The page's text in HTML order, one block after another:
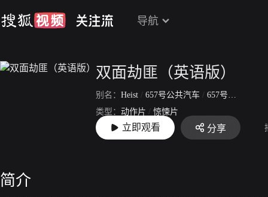
导航
双面劫匪（英语版）
别名： Heist / 657号公共汽车 / 657号公交车
类型： 动作片 / 惊悚片
上映： 2017-12-08
立即观看 分享
简介